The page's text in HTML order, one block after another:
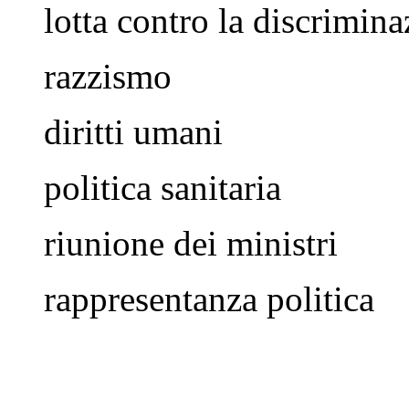
lotta contro la
razzismo
diritti umani
politica sanitaria
riunione dei ministri
rappresentanza politica